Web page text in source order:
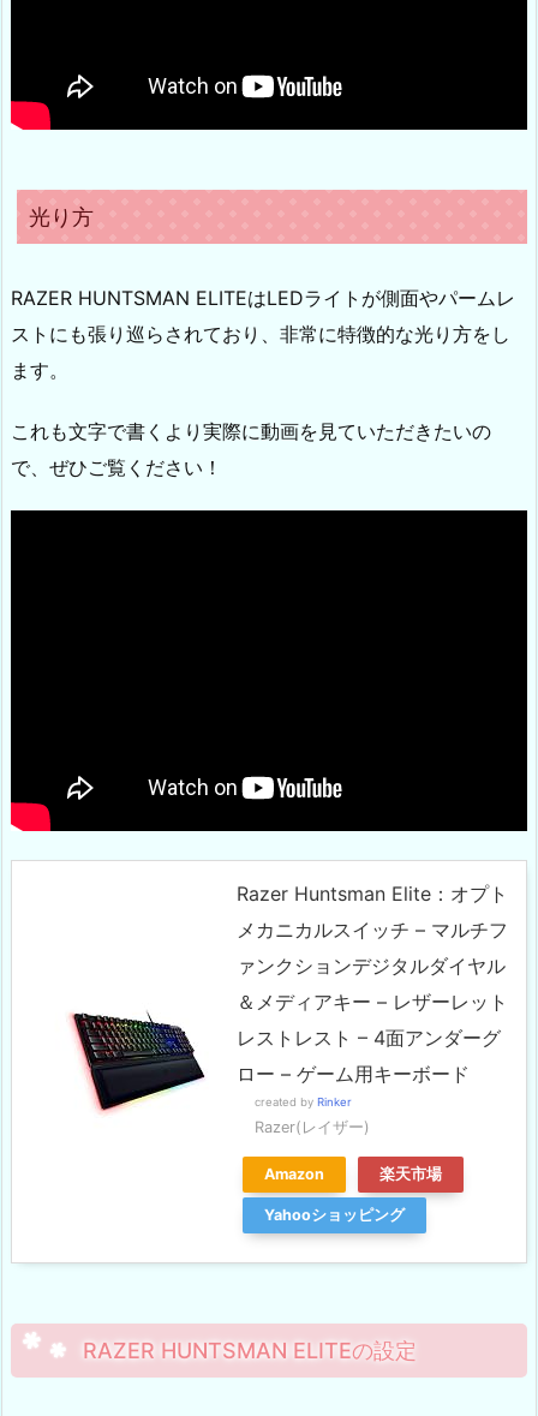
光り方
RAZER HUNTSMAN ELITEはLEDライトが側面やパームレ
ストにも張り巡らされており、非常に特徴的な光り方をし
ます。
これも文字で書くより実際に動画を見ていただきたいの
で、ぜひご覧ください！
Razer Huntsman Elite：オプト
メカニカルスイッチ – マルチフ
ァンクションデジタルダイヤル
＆メディアキー – レザーレット
レストレスト – 4面アンダーグ
ロー – ゲーム用キーボード
created by Rinker
Razer(レイザー)
Amazon 楽天市場
Yahooショッピング
RAZER HUNTSMAN ELITEの設定